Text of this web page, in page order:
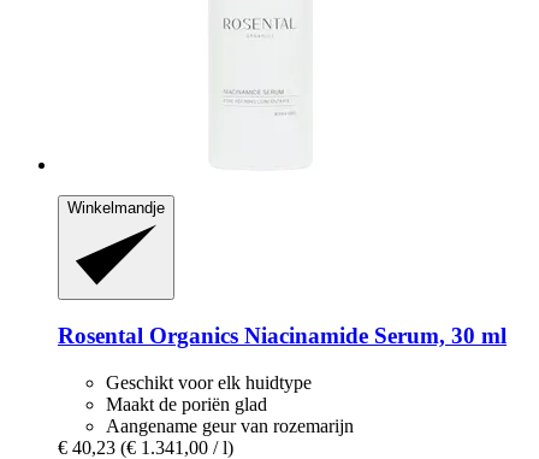
Winkelmandje
Rosental Organics Niacinamide Serum, 30 ml
Geschikt voor elk huidtype
Maakt de poriën glad
Aangename geur van rozemarijn
€ 40,23 (€ 1.341,00 / l)